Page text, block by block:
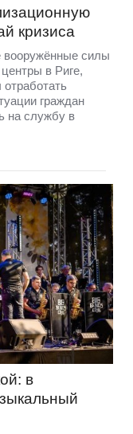
кризиса
вооружённые силы
в Риге,
граждан
на службу в
в